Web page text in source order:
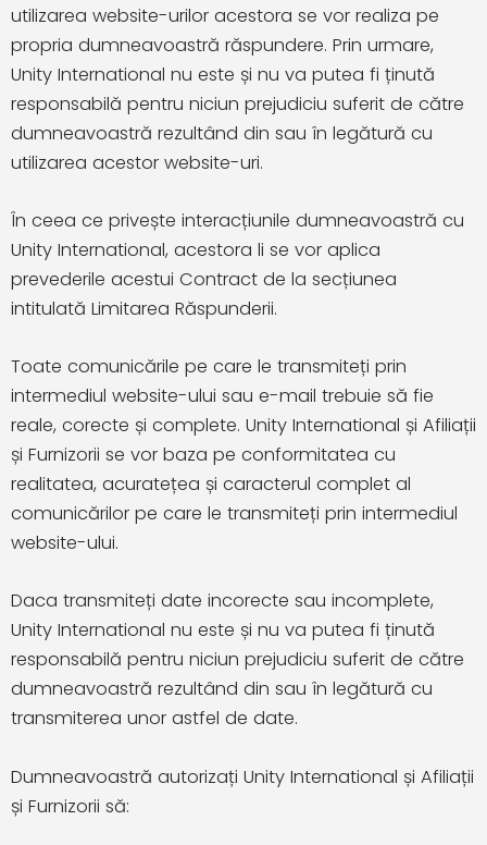
utilizarea website-urilor acestora se vor realiza pe
propria dumneavoastră răspundere. Prin urmare,
Unity International nu este și nu va putea fi ținută
responsabilă pentru niciun prejudiciu suferit de către
dumneavoastră rezultând din sau în legătură cu
utilizarea acestor website-uri.
În ceea ce privește interacțiunile dumneavoastră cu
Unity International, acestora li se vor aplica
prevederile acestui Contract de la secțiunea
intitulată Limitarea Răspunderii.
Toate comunicările pe care le transmiteți prin
intermediul website-ului sau e-mail trebuie să fie
reale, corecte și complete. Unity International și Afiliații
și Furnizorii se vor baza pe conformitatea cu
realitatea, acuratețea și caracterul complet al
comunicărilor pe care le transmiteți prin intermediul
website-ului.
Daca transmiteți date incorecte sau incomplete,
Unity International nu este și nu va putea fi ținută
responsabilă pentru niciun prejudiciu suferit de către
dumneavoastră rezultând din sau în legătură cu
transmiterea unor astfel de date.
Dumneavoastră autorizați Unity International și Afiliații
și Furnizorii să: